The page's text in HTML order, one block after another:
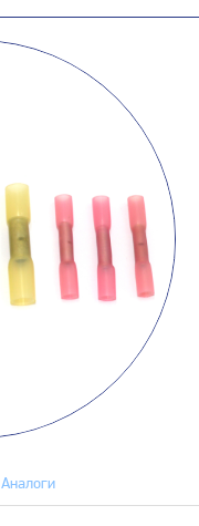
Аналоги